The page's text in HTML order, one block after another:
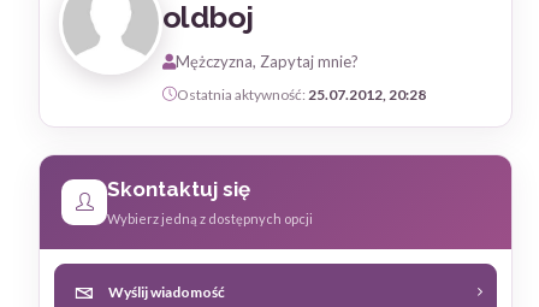
oldboj
Mężczyzna, Zapytaj mnie?
Ostatnia aktywność: 25.07.2012, 20:28
Skontaktuj się
Wybierz jedną z dostępnych opcji
Wyślij wiadomość